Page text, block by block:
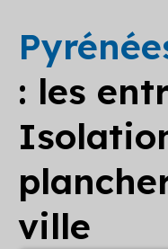
: les
ville